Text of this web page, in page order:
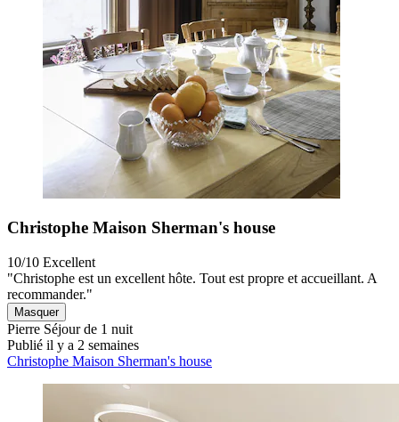
Christophe Maison Sherman's house
10/10 Excellent
"Christophe est un excellent hôte. Tout est propre et accueillant. A
recommander."
Masquer
Pierre Séjour de 1 nuit
Publié il y a 2 semaines
Christophe Maison Sherman's house